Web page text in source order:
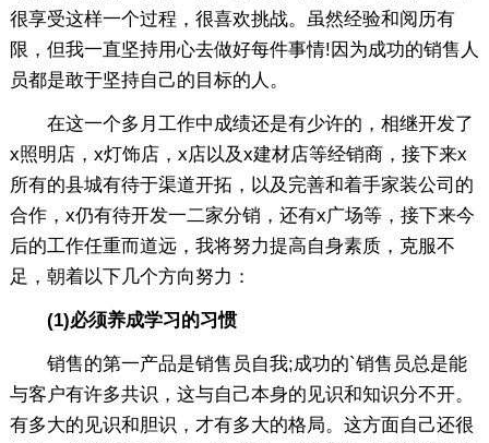
很享受这样一个过程，很喜欢挑战。虽然经验和阅历有
限，但我一直坚持用心去做好每件事情!因为成功的销售人
员都是敢于坚持自己的目标的人。
在这一个多月工作中成绩还是有少许的，相继开发了
x照明店，x灯饰店，x店以及x建材店等经销商，接下来x
所有的县城有待于渠道开拓，以及完善和着手家装公司的
合作，x仍有待开发一二家分销，还有x广场等，接下来今
后的工作任重而道远，我将努力提高自身素质，克服不
足，朝着以下几个方向努力：
(1)必须养成学习的习惯
销售的第一产品是销售员自我;成功的`销售员总是能
与客户有许多共识，这与自己本身的见识和知识分不开。
有多大的见识和胆识，才有多大的格局。这方面自己还很